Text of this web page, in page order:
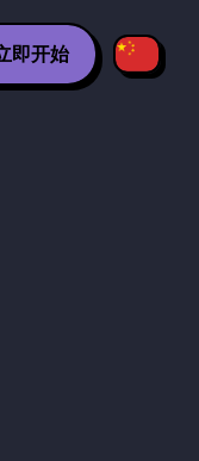
即开始